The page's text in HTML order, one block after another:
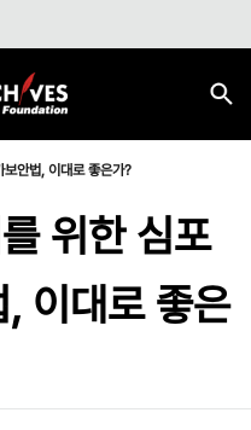
안법, 이대로 좋은가?
위한 심포
이대로 좋은